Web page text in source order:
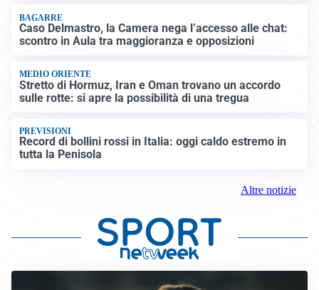
BAGARRE
Caso Delmastro, la Camera nega l’accesso alle chat:
scontro in Aula tra maggioranza e opposizioni
MEDIO ORIENTE
Stretto di Hormuz, Iran e Oman trovano un accordo
sulle rotte: si apre la possibilità di una tregua
PREVISIONI
Record di bollini rossi in Italia: oggi caldo estremo in
tutta la Penisola
Altre notizie